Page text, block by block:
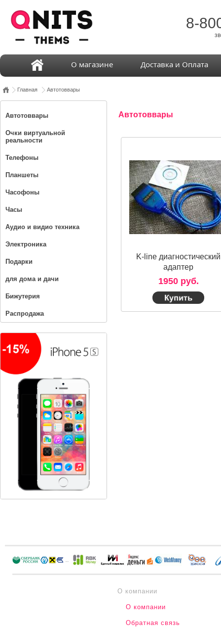
8-
О магазине Доставка и Оплата
Главная Автотоввары
Автотоввары
Очки виртуальной
реальности
Телефоны
Планшеты
Часофоны
Часы
Аудио и видио техника
Электроника
Подарки
для дома и дачи
Бижутерия
Распродажа
Автотоввары
K-line диагностический
адаптер
1950 руб.
О компании
О компании
Обратная связь